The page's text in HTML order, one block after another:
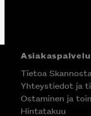
Asiakaspalvelu
Tietoa Skannosta
Yhteystiedot ja
Ostaminen ja
Hintatakuu